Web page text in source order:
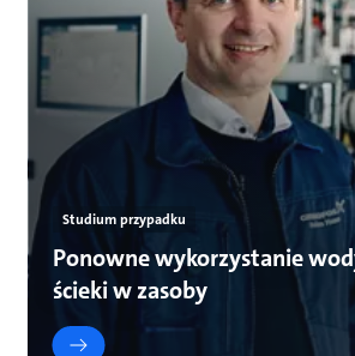
Studium przypadku
Ponowne wykorzystanie
ścieki w zasoby